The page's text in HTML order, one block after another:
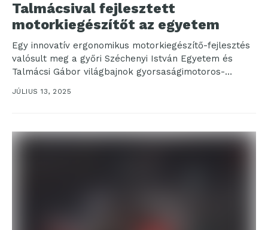
Talmácsival fejlesztett
motorkiegészítőt az egyetem
Egy innovatív ergonomikus motorkiegészítő-fejlesztés
valósult meg a győri Széchenyi István Egyetem és
Talmácsi Gábor világbajnok gyorsaságimotoros-
versenyző, valamint társa, Fekete Bálint
együttműködésében, az intézmény...
JÚLIUS 13, 2025